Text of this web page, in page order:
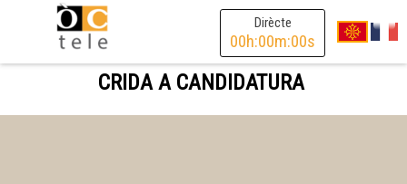
Dirècte
00h:00m:00s
CRIDA A CANDIDATURA